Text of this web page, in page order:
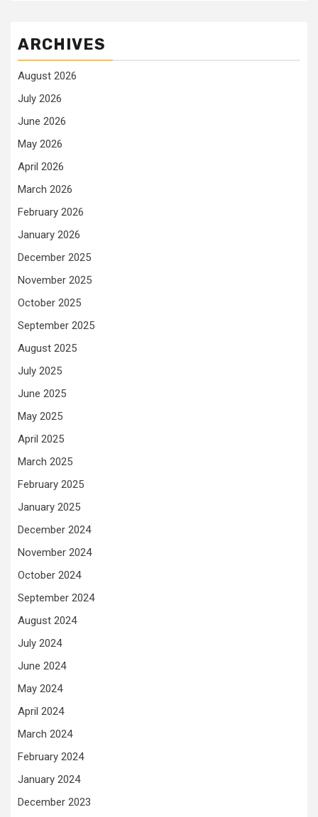
ARCHIVES
August 2026
July 2026
June 2026
May 2026
April 2026
March 2026
February 2026
January 2026
December 2025
November 2025
October 2025
September 2025
August 2025
July 2025
June 2025
May 2025
April 2025
March 2025
February 2025
January 2025
December 2024
November 2024
October 2024
September 2024
August 2024
July 2024
June 2024
May 2024
April 2024
March 2024
February 2024
January 2024
December 2023